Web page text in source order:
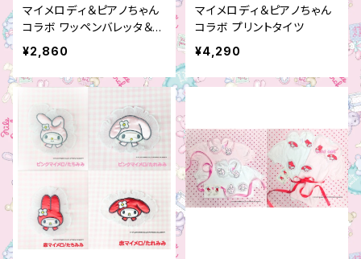
マイメロディ＆ピアノちゃん
コラボ ワッペンバレッタ＆ブ
ローチ
¥2,860
マイメロディ＆ピアノちゃん
コラボ プリントタイツ
¥4,290